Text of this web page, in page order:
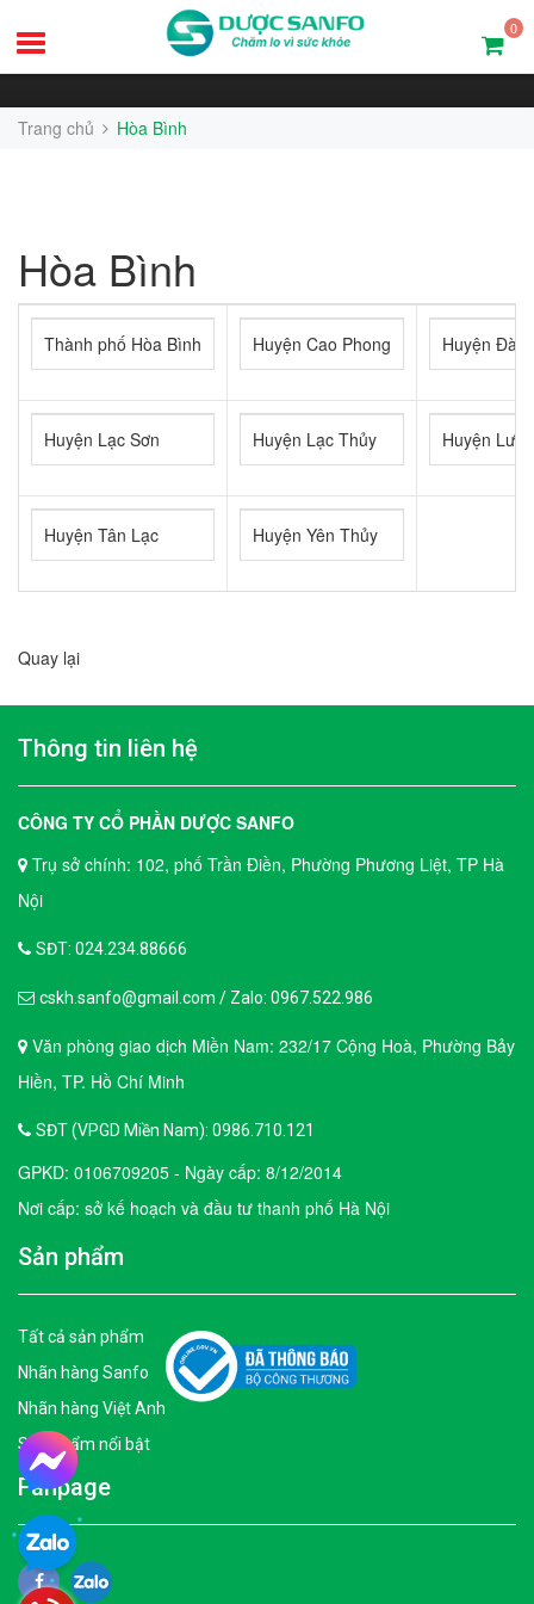
0
Trang chủ Hòa Bình
Hòa Bình
Thành phố Hòa Bình Huyện Cao Phong Huyện Đà
Huyện Lạc Sơn Huyện Lạc Thủy Huyện
Huyện Tân Lạc Huyện Yên Thủy
Quay lại
Thông tin liên hệ
CÔNG TY CỔ PHẦN DƯỢC SANFO
Trụ sở chính: 102, phố Trần Điền, Phường Phương Liệt, TP Hà
Nội
SĐT: 024.234.88666
cskh.sanfo@gmail.com / Zalo: 0967.522.986
Văn phòng giao dịch Miền Nam: 232/17 Cộng Hoà, Phường Bảy
Hiền, TP. Hồ Chí Minh
SĐT (VPGD Miền Nam): 0986.710.121
GPKD: 0106709205 - Ngày cấp: 8/12/2014
Nơi cấp: sở kế hoạch và đầu tư thanh phố Hà Nội
Sản phẩm
Tất cả sản phẩm
Nhãn hàng Sanfo
Nhãn hàng Việt Anh
Sản phẩm nổi bật
Fanpage